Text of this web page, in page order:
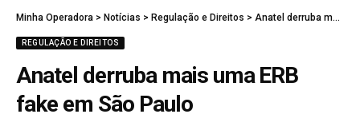
Minha Operadora > Notícias > Regulação e Direitos > Anatel derruba mais uma ERB fake em São Paulo
REGULAÇÃO E DIREITOS
Anatel derruba mais uma ERB
fake em São Paulo